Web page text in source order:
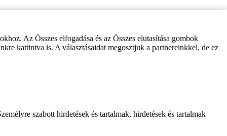
Az Összes elfogadása és az Összes elutasítása gombok
kattintva is. A választásaidat megosztjuk a partnereinkkel, de ez
szabott hirdetések és tartalmak, hirdetések és tartalmak